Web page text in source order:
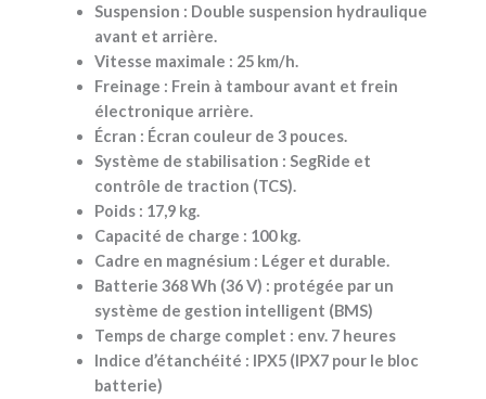
Suspension : Double suspension hydraulique
avant et arrière.
Vitesse maximale : 25 km/h.
Freinage : Frein à tambour avant et frein
électronique arrière.
Écran : Écran couleur de 3 pouces.
Système de stabilisation : SegRide et
contrôle de traction (TCS).
Poids: 17,9 kg.
Capacité de charge : 100 kg.
Cadre en magnésium : Léger et durable.
Batterie 368 Wh (36 V) : protégée par un
système de gestion intelligent (BMS)
Temps de charge complet : env. 7 heures
Indice d’étanchéité : IPX5 (IPX7 pour le bloc
batterie)